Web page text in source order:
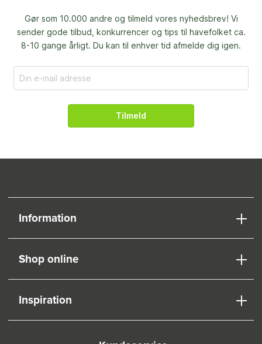
Gør som 10.000 andre og tilmeld vores nyhedsbrev! Vi
sender gode tilbud, konkurrencer og tips til havefolket ca.
8-10 gange årligt. Du kan til enhver tid afmelde dig igen.
Tilmeld
Information
Shop online
Inspiration